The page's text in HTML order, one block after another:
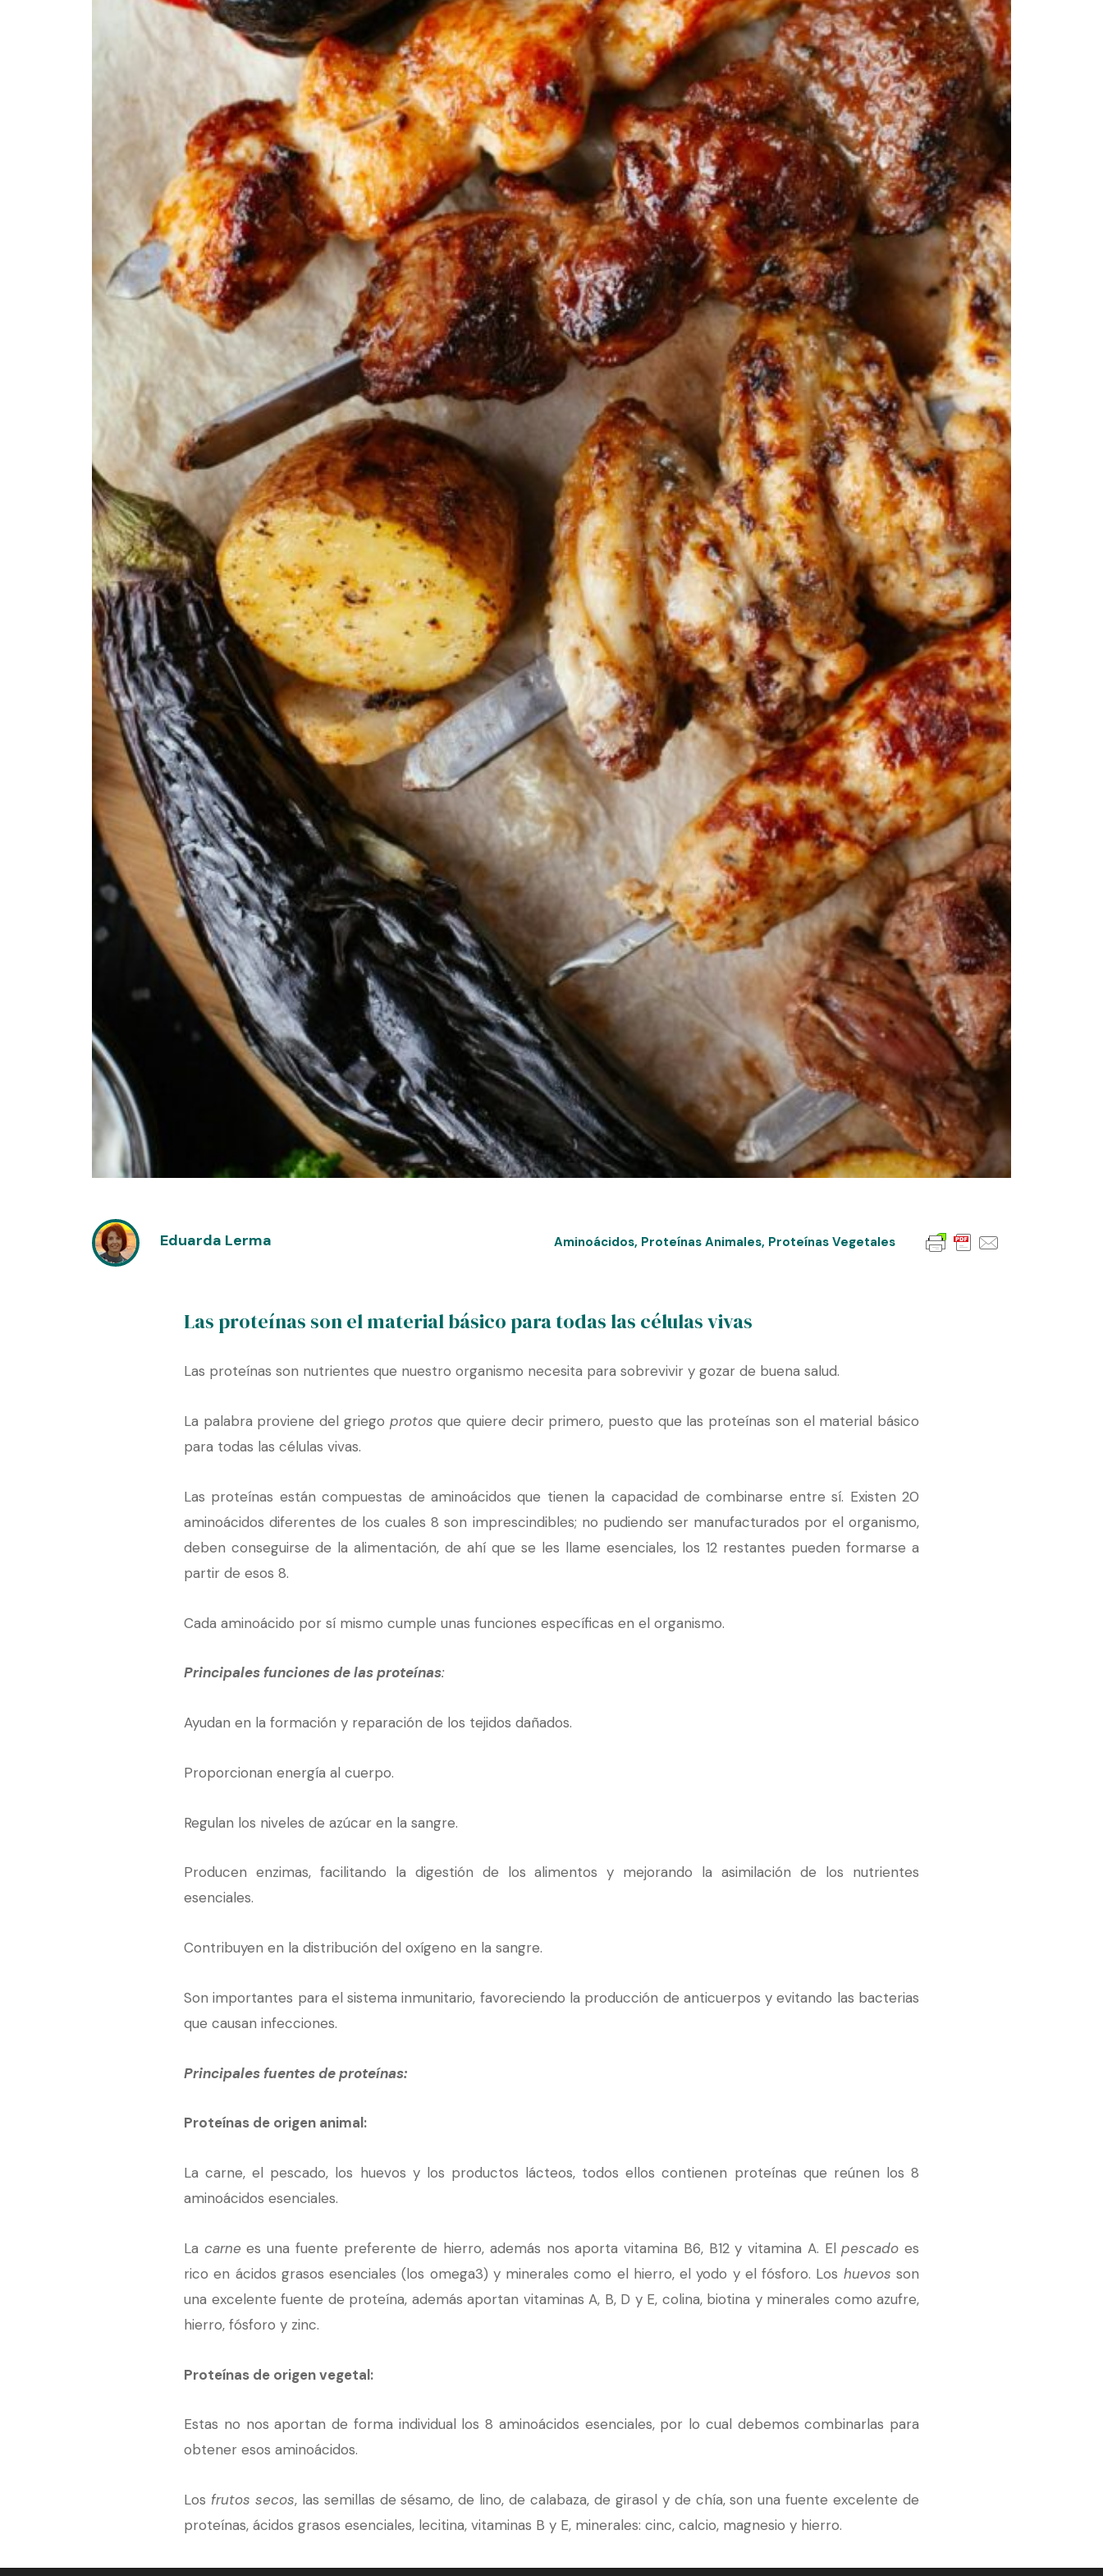
Eduarda Lerma Aminoácidos, Proteínas Animales, Proteínas Vegetales
Las proteínas son el material básico para todas las células vivas
Las proteínas son nutrientes que nuestro organismo necesita para sobrevivir y gozar de buena salud.
La palabra proviene del griego protos que quiere decir primero, puesto que las proteínas son el material básico
para todas las células vivas.
Las proteínas están compuestas de aminoácidos que tienen la capacidad de combinarse entre sí. Existen 20
aminoácidos diferentes de los cuales 8 son imprescindibles; no pudiendo ser manufacturados por el organismo,
deben conseguirse de la alimentación, de ahí que se les llame esenciales, los 12 restantes pueden formarse a
partir de esos 8.
Cada aminoácido por sí mismo cumple unas funciones específicas en el organismo.
Principales funciones de las proteínas:
Ayudan en la formación y reparación de los tejidos dañados.
Proporcionan energía al cuerpo.
Regulan los niveles de azúcar en la sangre.
Producen enzimas, facilitando la digestión de los alimentos y mejorando la asimilación de los nutrientes
esenciales.
Contribuyen en la distribución del oxígeno en la sangre.
Son importantes para el sistema inmunitario, favoreciendo la producción de anticuerpos y evitando las bacterias
que causan infecciones.
Principales fuentes de proteínas:
Proteínas de origen animal:
La carne, el pescado, los huevos y los productos lácteos, todos ellos contienen proteínas que reúnen los 8
aminoácidos esenciales.
La carne es una fuente preferente de hierro, además nos aporta vitamina B6, B12 y vitamina A. Elpescado es
rico en ácidos grasos esenciales (los omega3) y minerales como el hierro, el yodo y el fósforo. Los huevos son
una excelente fuente de proteína, además aportan vitaminas A, B, D y E, colina, biotina y minerales como azufre,
hierro, fósforo y zinc.
Proteínas de origen vegetal:
Estas no nos aportan de forma individual los 8 aminoácidos esenciales, por lo cual debemos combinarlas para
obtener esos aminoácidos.
Los frutos secos, las semillas de sésamo, de lino, de calabaza, de girasol y de chía, son una fuente excelente de
proteínas, ácidos grasos esenciales, lecitina, vitaminas B y E, minerales: cinc, calcio, magnesio y hierro.